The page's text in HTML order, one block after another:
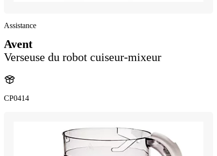
Assistance
Avent
Verseuse du robot cuiseur-mixeur
CP0414